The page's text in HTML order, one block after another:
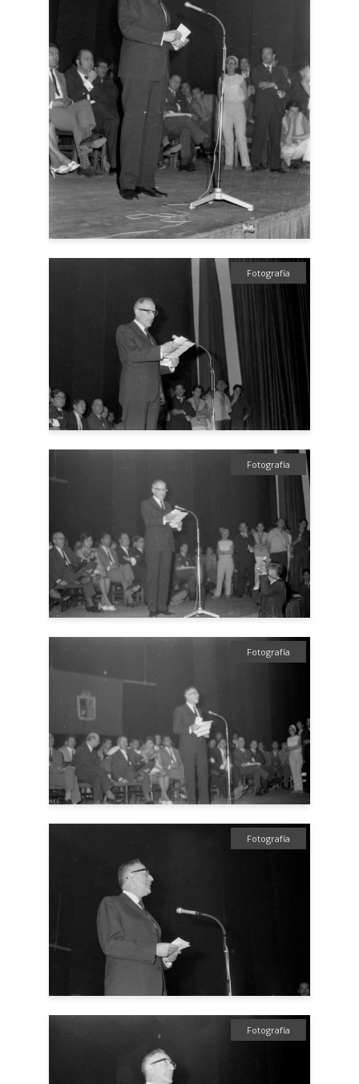
Fotografía
Fotografía
Fotografía
Fotografía
Fotografía